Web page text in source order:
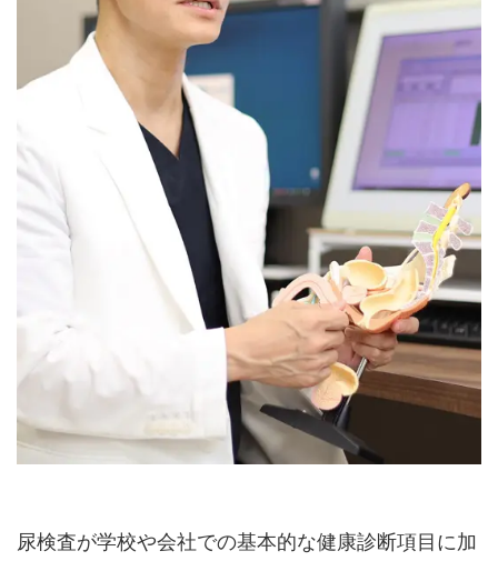
尿検査が学校や会社での基本的な健康診断項目に加